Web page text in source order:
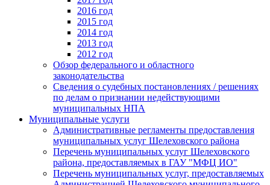
2016 год
2015 год
2014 год
2013 год
2012 год
Обзор федерального и областного
законодательства
Сведения о судебных постановлениях / решениях
по делам о признании недействующими
муниципальных НПА
Муниципальные услуги
Административные регламенты предоставления
муниципальных услуг Шелеховского района
Перечень муниципальных услуг Шелеховского
района, предоставляемых в ГАУ "МФЦ ИО"
Перечень муниципальных услуг, предоставляемых